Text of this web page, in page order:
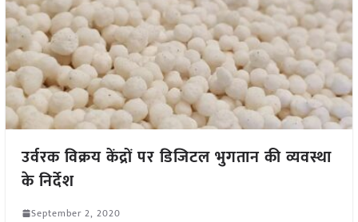
उर्वरक विक्रय केंद्रों पर डिजिटल भुगतान की व्यवस्था
के निर्देश
September 2, 2020